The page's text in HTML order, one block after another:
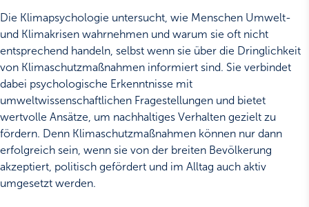
Die Klimapsychologie untersucht, wie Menschen Umwelt-
und Klimakrisen wahrnehmen und warum sie oft nicht
entsprechend handeln, selbst wenn sie über die Dringlichkeit
von Klimaschutzmaßnahmen informiert sind. Sie verbindet
dabei psychologische Erkenntnisse mit
umweltwissenschaftlichen Fragestellungen und bietet
wertvolle Ansätze, um nachhaltiges Verhalten gezielt zu
fördern. Denn Klimaschutzmaßnahmen können nur dann
erfolgreich sein, wenn sie von der breiten Bevölkerung
akzeptiert, politisch gefördert und im Alltag auch aktiv
umgesetzt werden.